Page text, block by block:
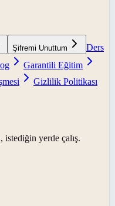
Şifremi Unuttum
Ders
Garantili Eğitim
Gizlilik Politikası
yerde çalış.